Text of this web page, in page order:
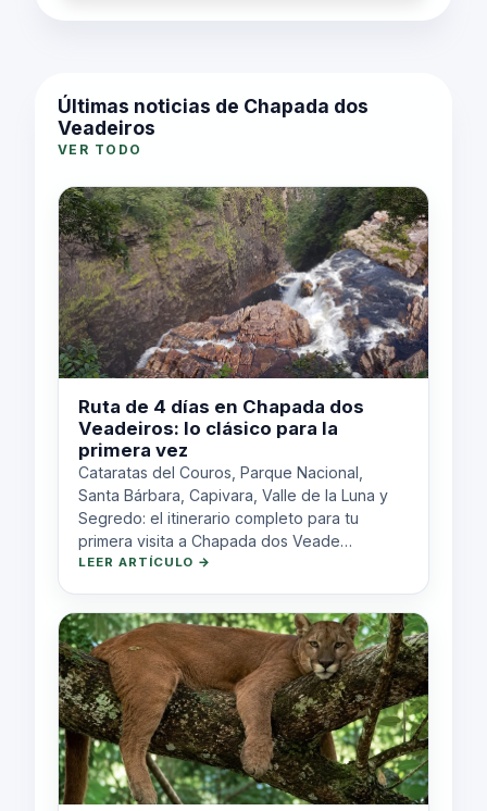
Últimas noticias de Chapada dos
Veadeiros
VER TODO
Ruta de 4 días en Chapada dos
Veadeiros: lo clásico para la
primera vez
Cataratas del Couros, Parque Nacional,
Santa Bárbara, Capivara, Valle de la Luna y
Segredo: el itinerario completo para tu
primera visita a Chapada dos Veade…
LEER ARTÍCULO →